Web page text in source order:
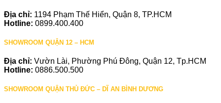
Địa chỉ: 1194 Phạm Thế Hiển, Quận 8, TP.HCM
Hotline: 0899.400.400
SHOWROOM QUẬN 12 – HCM
Địa chỉ: Vườn Lài, Phường Phú Đông, Quận 12, Tp.HCM
Hotline: 0886.500.500
SHOWROOM QUẬN THỦ ĐỨC – DĨ AN BÌNH DƯƠNG